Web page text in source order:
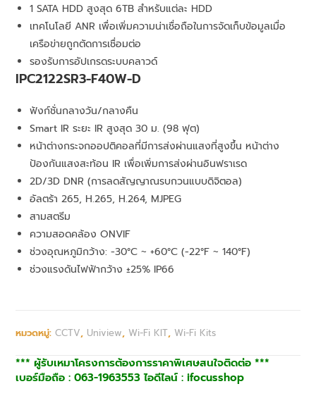
1 SATA HDD สูงสุด 6TB สำหรับแต่ละ HDD
เทคโนโลยี ANR เพื่อเพิ่มความน่าเชื่อถือในการจัดเก็บข้อมูลเมื่อ
เครือข่ายถูกตัดการเชื่อมต่อ
รองรับการอัปเกรดระบบคลาวด์
IPC2122SR3-F40W-D
ฟังก์ชั่นกลางวัน/กลางคืน
Smart IR ระยะ IR สูงสุด 30 ม. (98 ฟุต)
หน้าต่างกระจกออปติคอลที่มีการส่งผ่านแสงที่สูงขึ้น หน้าต่าง
ป้องกันแสงสะท้อน IR เพื่อเพิ่มการส่งผ่านอินฟราเรด
2D/3D DNR (การลดสัญญาณรบกวนแบบดิจิตอล)
อัลตร้า 265, H.265, H.264, MJPEG
สามสตรีม
ความสอดคล้อง ONVIF
ช่วงอุณหภูมิกว้าง: -30°C ~ +60°C (-22°F ~ 140°F)
ช่วงแรงดันไฟฟ้ากว้าง ±25% IP66
หมวดหมู่:CCTV, Uniview,Wi-Fi KIT,Wi-Fi Kits
*** ผู้รับเหมาโครงการต้องการราคาพิเศษสนใจติดต่อ ***
เบอร์มือถือ : 063-1963553 ไอดีไลน์ : ifocusshop